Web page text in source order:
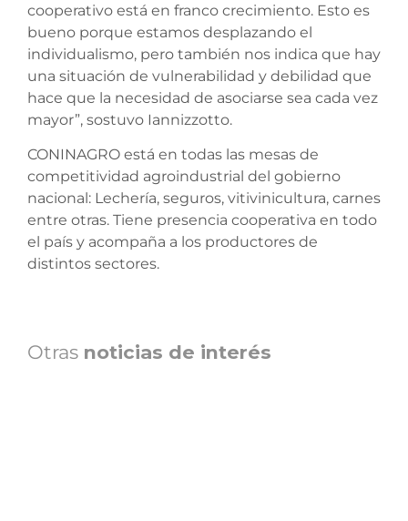
cooperativo está en franco crecimiento. Esto es
bueno porque estamos desplazando el
individualismo, pero también nos indica que hay
una situación de vulnerabilidad y debilidad que
hace que la necesidad de asociarse sea cada vez
mayor”, sostuvo Iannizzotto.
CONINAGRO está en todas las mesas de
competitividad agroindustrial del gobierno
nacional: Lechería, seguros, vitivinicultura, carnes
entre otras. Tiene presencia cooperativa en todo
el país y acompaña a los productores de
distintos sectores.
Otras noticias de interés